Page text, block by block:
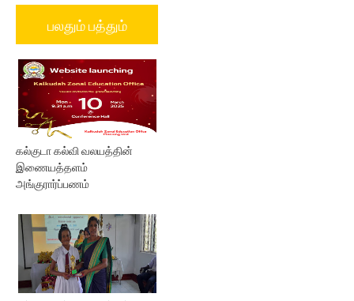
பலதும் பத்தும்
கல்குடா கல்வி வலயத்தின்
இணையத்தளம்
அங்குரார்ப்பணம்